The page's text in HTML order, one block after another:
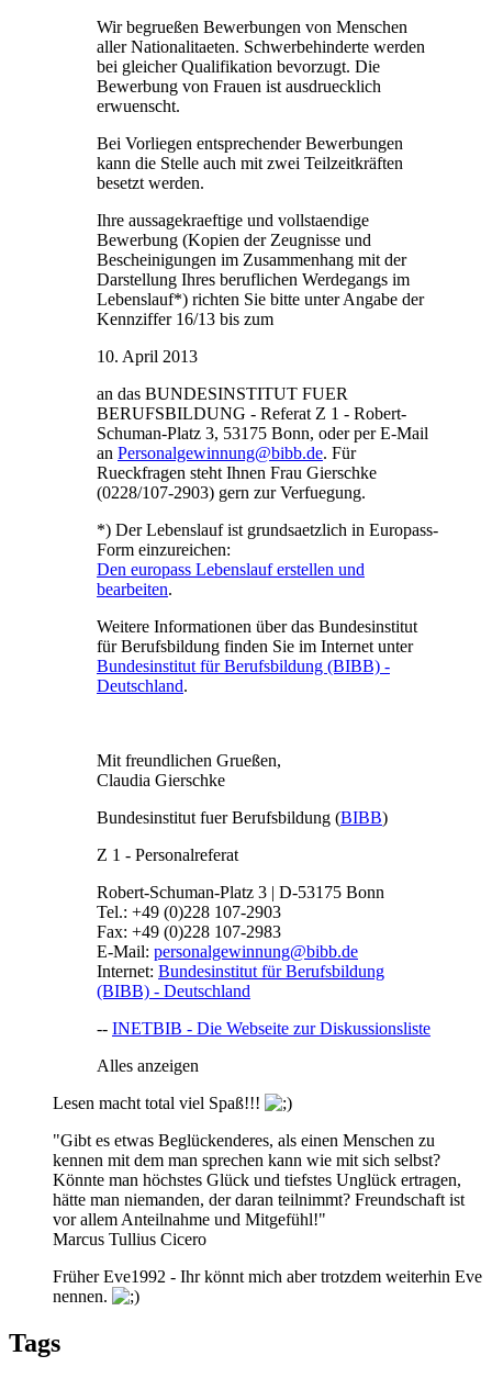
Wir begrueßen Bewerbungen von Menschen
aller Nationalitaeten. Schwerbehinderte werden
bei gleicher Qualifikation bevorzugt. Die
Bewerbung von Frauen ist ausdruecklich
erwuenscht.
Bei Vorliegen entsprechender Bewerbungen
kann die Stelle auch mit zwei Teilzeitkräften
besetzt werden.
Ihre aussagekraeftige und vollstaendige
Bewerbung (Kopien der Zeugnisse und
Bescheinigungen im Zusammenhang mit der
Darstellung Ihres beruflichen Werdegangs im
Lebenslauf*) richten Sie bitte unter Angabe der
Kennziffer 16/13 bis zum
10. April 2013
an das BUNDESINSTITUT FUER
BERUFSBILDUNG - Referat Z 1 - Robert-
Schuman-Platz 3, 53175 Bonn, oder per E-Mail
an Personalgewinnung@bibb.de. Für
Rueckfragen steht Ihnen Frau Gierschke
(0228/107-2903) gern zur Verfuegung.
*) Der Lebenslauf ist grundsaetzlich in Europass-
Form einzureichen:
Den europass Lebenslauf erstellen und
bearbeiten.
Weitere Informationen über das Bundesinstitut
für Berufsbildung finden Sie im Internet unter
Bundesinstitut für Berufsbildung (BIBB) -
Deutschland.
Mit freundlichen Grueßen,
Claudia Gierschke
Bundesinstitut fuer Berufsbildung (BIBB)
Z 1 - Personalreferat
Robert-Schuman-Platz 3 | D-53175 Bonn
Tel.: +49 (0)228 107-2903
Fax: +49 (0)228 107-2983
E-Mail: personalgewinnung@bibb.de
Internet: Bundesinstitut für Berufsbildung
(BIBB) - Deutschland
-- INETBIB - Die Webseite zur Diskussionsliste
Alles anzeigen
Lesen macht total viel Spaß!!!
"Gibt es etwas Beglückenderes, als einen Menschen zu
kennen mit dem man sprechen kann wie mit sich selbst?
Könnte man höchstes Glück und tiefstes Unglück ertragen,
hätte man niemanden, der daran teilnimmt? Freundschaft ist
vor allem Anteilnahme und Mitgefühl!"
Marcus Tullius Cicero
Früher Eve1992 - Ihr könnt mich aber trotzdem weiterhin Eve
nennen.
Tags